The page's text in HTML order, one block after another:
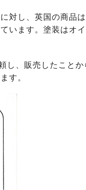
対し、英国の商品
います。塗装はオ
、販売したこと
す。